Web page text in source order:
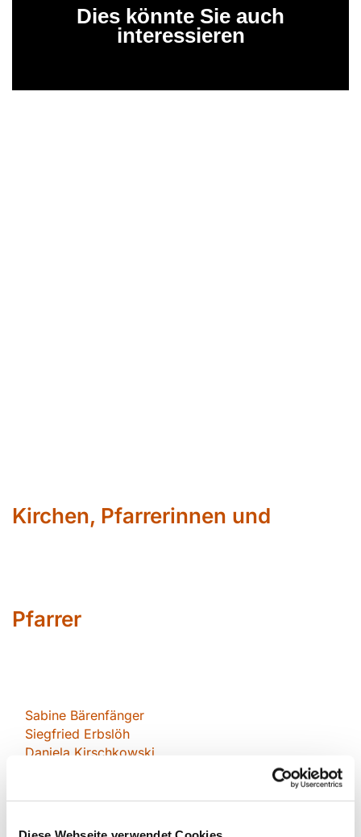
Dies könnte Sie auch
interessieren
Kirchen, Pfarrerinnen und
Pfarrer
Sabine Bärenfänger
Siegfried Erbslöh
Daniela Kirschkowski
Jörg Krunke